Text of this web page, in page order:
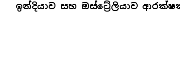
ඉන්දියාව සහ ඔස්ට්‍රේලියාව